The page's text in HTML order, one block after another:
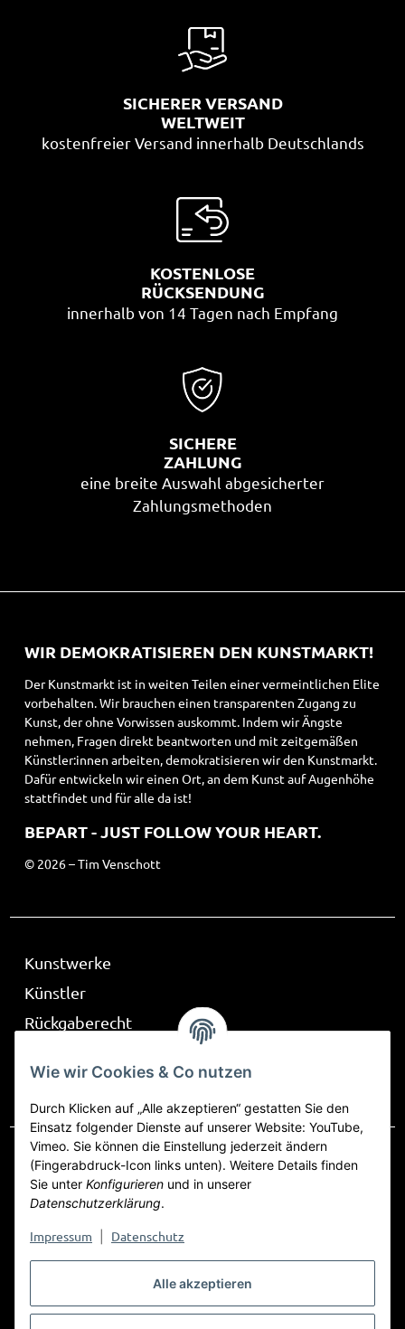
Alle akzeptieren
Wie wir Cookies & Co nutzen
Durch Klicken auf „Alle akzeptieren“ gestatten Sie den
Einsatz folgender Dienste auf unserer Website: YouTube,
Vimeo. Sie können die Einstellung jederzeit ändern
(Fingerabdruck-Icon links unten). Weitere Details finden
Sie unter Konfigurieren und in unserer
Datenschutzerklärung.
Impressum Datenschutz
SICHERER VERSAND
WELTWEIT
kostenfreier Versand innerhalb Deutschlands
KOSTENLOSE
RÜCKSENDUNG
innerhalb von 14 Tagen nach Empfang
SICHERE
ZAHLUNG
eine breite Auswahl abgesicherter
Zahlungsmethoden
WIR DEMOKRATISIEREN DEN KUNSTMARKT!
Der Kunstmarkt ist in weiten Teilen einer vermeintlichen Elite
vorbehalten. Wir brauchen einen transparenten Zugang zu
Kunst, der ohne Vorwissen auskommt. Indem wir Ängste
nehmen, Fragen direkt beantworten und mit zeitgemäßen
Künstler:innen arbeiten, demokratisieren wir den Kunstmarkt.
Dafür entwickeln wir einen Ort, an dem Kunst auf Augenhöhe
stattfindet und für alle da ist!
BEPART - JUST FOLLOW YOUR HEART.
© 2026 – Tim Venschott
Kunstwerke
Künstler
Rückgaberecht
Frag mich
Vertrag widerrufen
Widerrufsrecht